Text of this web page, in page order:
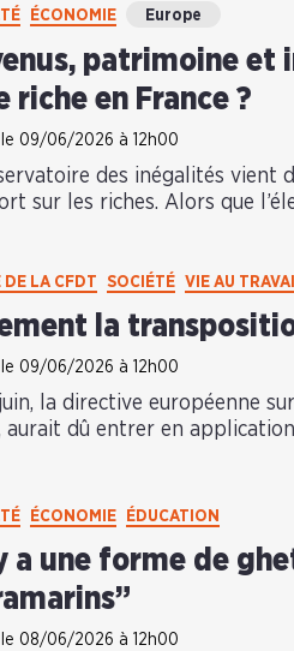
ÉCONOMIE Europe
patrimoine
riche en France ?
le 09/06/2026 à 12h00
des inégalités
sur les riches. Alors que
DE LA CFDT SOCIÉTÉ VIE AU
la
le 09/06/2026 à 12h00
la directive européenne
aurait dû entrer en
ÉCONOMIE ÉDUCATION
a une forme de
le 08/06/2026 à 12h00